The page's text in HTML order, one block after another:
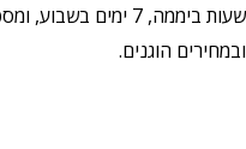
שעות ביממה, 7 ימים
ובמחירים הוגנים.